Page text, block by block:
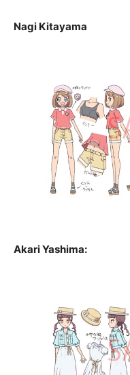
Nagi Kitayama
Akari Yashima: